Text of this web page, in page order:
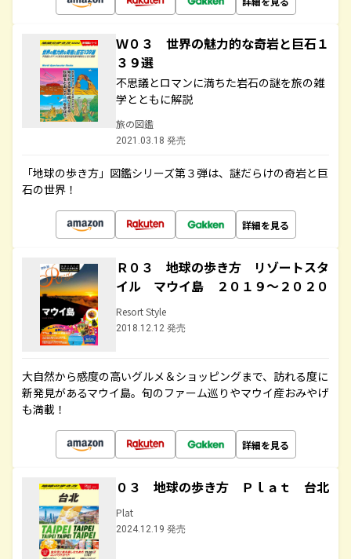
Ｗ０３ 世界の魅力的な奇岩と巨石１
３９選
不思議とロマンに満ちた岩石の謎を旅の雑
学とともに解説
旅の図鑑
2021.03.18 発売
「地球の歩き方」図鑑シリーズ第３弾は、謎だらけの奇岩と巨
石の世界！
詳細を見る
Ｒ０３ 地球の歩き方 リゾートスタ
イル マウイ島 ２０１９～２０２０
Resort Style
2018.12.12 発売
大自然から感度の高いグルメ＆ショッピングまで、訪れる度に
新発見があるマウイ島。旬のファーム巡りやマウイ産おみやげ
も満載！
詳細を見る
０３ 地球の歩き方 Ｐｌａｔ 台北
Plat
2024.12.19 発売